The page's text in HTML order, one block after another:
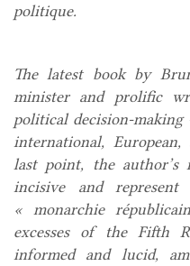
politique.
The latest book by
minister and prolific
political decision-
international,
last point, the author’s
incisive and
« monarchie
excesses of the Fifth
informed and lucid,